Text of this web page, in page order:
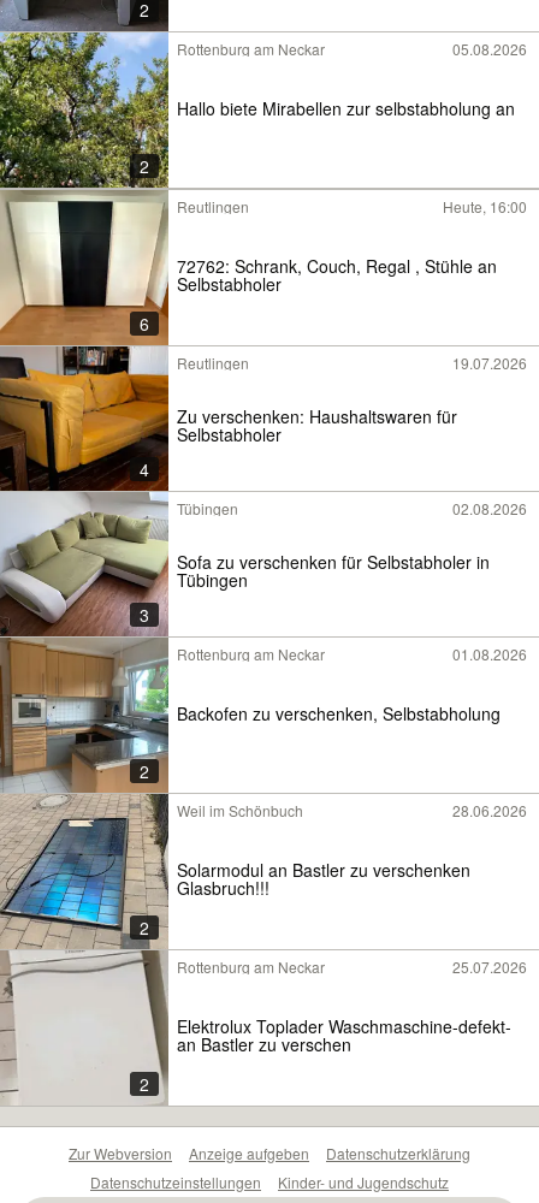
2
2
Rottenburg am Neckar 05.08.2026
Hallo biete Mirabellen zur selbstabholung an
6
Reutlingen Heute, 16:00
72762: Schrank, Couch, Regal , Stühle an
Selbstabholer
4
Reutlingen 19.07.2026
Zu verschenken: Haushaltswaren für
Selbstabholer
3
Tübingen 02.08.2026
Sofa zu verschenken für Selbstabholer in
Tübingen
2
Rottenburg am Neckar 01.08.2026
Backofen zu verschenken, Selbstabholung
2
Weil im Schönbuch 28.06.2026
Solarmodul an Bastler zu verschenken
Glasbruch!!!
2
Rottenburg am Neckar 25.07.2026
Elektrolux Toplader Waschmaschine-defekt-
an Bastler zu verschen
Zur Webversion Anzeige aufgeben
Datenschutzerklärung
Datenschutzeinstellungen
Kinder- und Jugendschutz